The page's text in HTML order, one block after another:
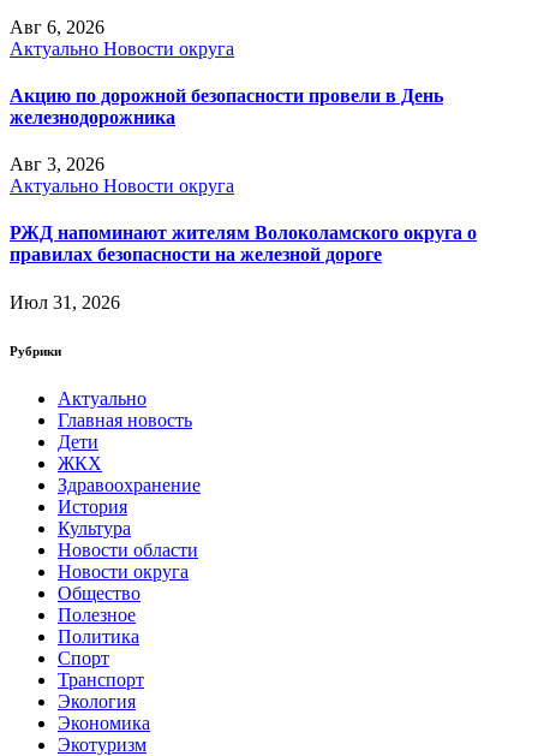
Авг 6, 2026
Актуально Новости округа
Акцию по дорожной безопасности провели в День
железнодорожника
Авг 3, 2026
Актуально Новости округа
РЖД напоминают жителям Волоколамского округа о
правилах безопасности на железной дороге
Июл 31, 2026
Рубрики
Актуально
Главная новость
Дети
ЖКХ
Здравоохранение
История
Культура
Новости области
Новости округа
Общество
Полезное
Политика
Спорт
Транспорт
Экология
Экономика
Экотуризм